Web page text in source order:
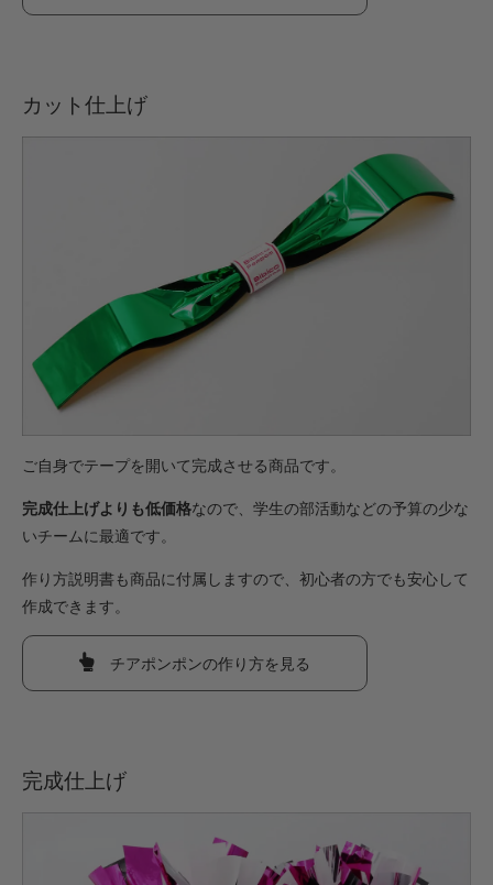
カット仕上げ
ご自身でテープを開いて完成させる商品です。
完成仕上げよりも低価格なので、学生の部活動などの予算の少な
いチームに最適です。
作り方説明書も商品に付属しますので、初心者の方でも安心して
作成できます。
チアポンポンの作り方を見る
完成仕上げ